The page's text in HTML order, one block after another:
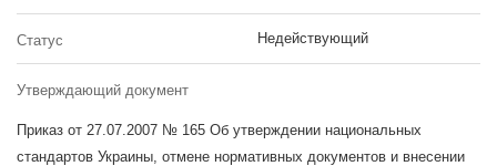
Статус Недействующий
Утверждающий документ
Приказ от 27.07.2007 № 165 Об утверждении национальных
стандартов Украины, отмене нормативных документов и внесении